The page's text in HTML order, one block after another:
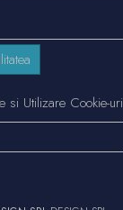
si Utilizare Cookie-uri